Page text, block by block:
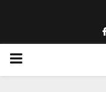
PRIMARY